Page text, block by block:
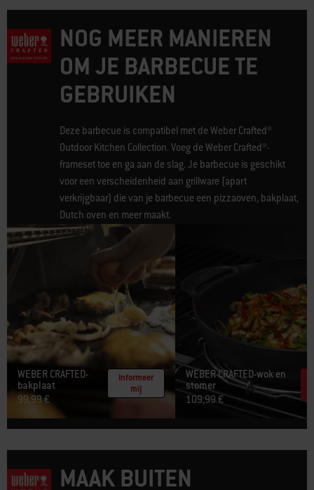
NOG MEER MANIEREN
OM JE BARBECUE TE
GEBRUIKEN
Deze barbecue is compatibel met de Weber Crafted®
Outdoor Kitchen Collection. Voeg de Weber Crafted®-
frameset toe en ga aan de slag. Je barbecue is geschikt
voor een verscheidenheid aan grillware (apart
verkrijgbaar) die van je barbecue een pizzaoven, bakplaat,
Dutch oven en meer maakt.
WEBER CRAFTED-
bakplaat​
99,99 €
Informeer
mij
WEBER CRAFTED-wok en
stomer
109,99 €
MAAK BUITEN